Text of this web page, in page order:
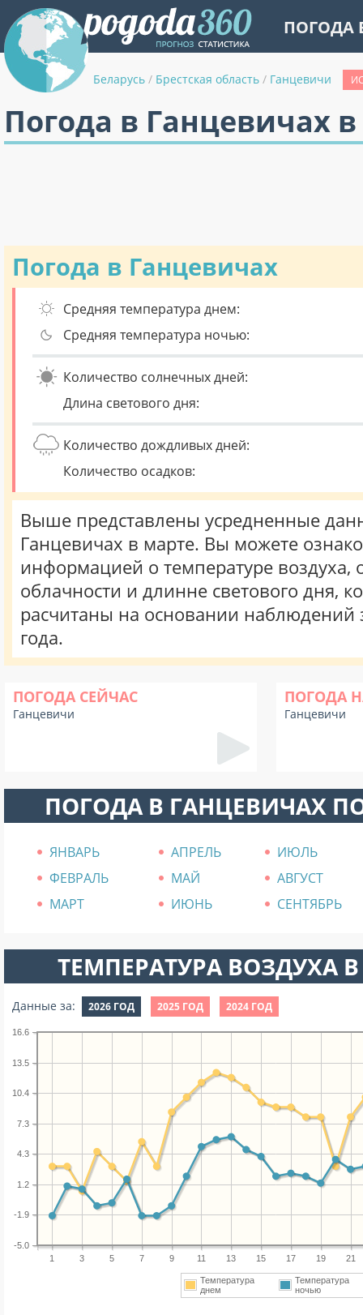
ПОГОДА
Беларусь / Брестская область / Ганцевичи
Погода в Ганцевичах
Погода в Ганцевичах
Средняя температура днем:
Средняя температура ночью:
Количество солнечных дней:
Длина светового дня:
Количество дождливых дней:
Количество осадков:
Выше представлены усредненные
Ганцевичах в марте. Вы можете
информацией о температуре воздуха,
облачности и длинне светового дня,
расчитаны на основании наблюдений
года.
ПОГОДА СЕЙЧАС
Ганцевичи
ПОГОДА
Ганцевичи
ПОГОДА В ГАНЦЕВИЧАХ
ЯНВАРЬ АПРЕЛЬ
ИЮЛЬ
ФЕВРАЛЬ
МАЙ
АВГУСТ
МАРТ
ИЮНЬ СЕНТЯБРЬ
ТЕМПЕРАТУРА ВОЗДУХА В
Данные за: 2026 ГОД 2025 ГОД 2024 ГОД
1 3 5 7 9 11 13 15 17 19 21
-5.0
-1.9
1.2
4.3
7.3
10.4
13.5
16.6
Температура
днем
Температура
ночью